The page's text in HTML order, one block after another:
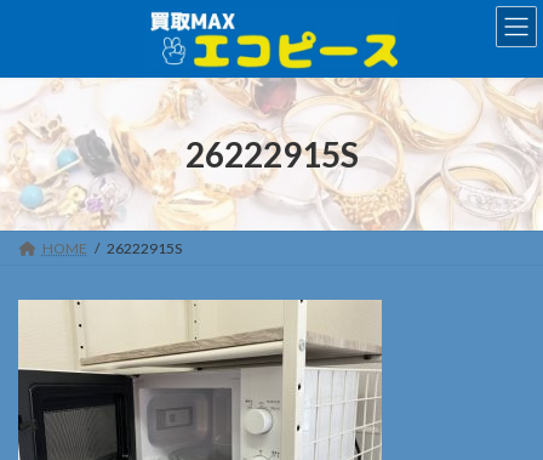
ン
へ
ス
キ
ッ
プ
ー
ョ
ン
に
移
動
26222915S
HOME 26222915S